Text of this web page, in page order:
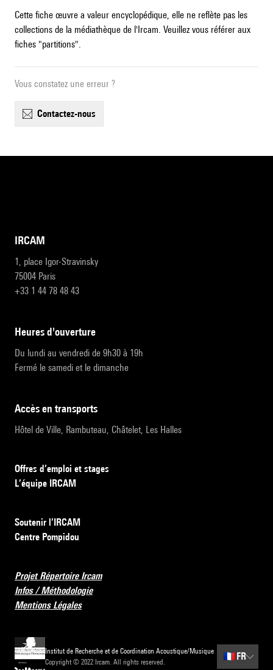
Cette fiche œuvre a valeur encyclopédique, elle ne reflète pas les
collections de la médiathèque de l'Ircam. Veuillez vous référer aux
fiches "partitions".
Vous constatez une erreur ?
contactez-nous
IRCAM
1, place Igor-Stravinsky
75004 Paris
+33 1 44 78 48 43
heures d'ouverture
Du lundi au vendredi de 9h30 à 19h
Fermé le samedi et le dimanche
accès en transports
Hôtel de Ville, Rambuteau, Châtelet, Les Halles
Offres d’emploi et stages
L’équipe IRCAM
Soutenir l’IRCAM
Centre Pompidou
Projet Répertoire Ircam
Infos / Méthodologie
Mentions Légales
Institut de Recherche et de Coordination Acoustique/Musique
Copyright © 2022 Ircam. All rights reserved.
🇫🇷 FR